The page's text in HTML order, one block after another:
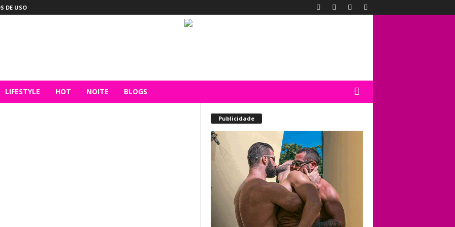
DE USO
LIFESTYLE HOT NOITE BLOGS
Publicidade